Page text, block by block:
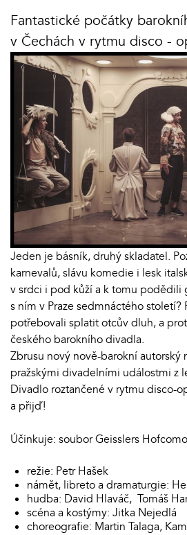
Fantastické počátky
v Čechách v rytmu disco -
Jeden je básník, druhý skladatel.
karnevalů, slávu komedie i lesk
v srdci i pod kůží a k tomu podědili
s ním v Praze sedmnáctého století?
potřebovali splatit otcův dluh, a
českého barokního divadla.
Zbrusu nový nově-barokní autorský
pražskými divadelními událostmi z
Divadlo roztančené v rytmu disco-
a přijď!
Účinkuje: soubor Geisslers
režie: Petr Hašek
námět, libreto a dramaturgie:
hudba: David Hlaváč, Tomáš
scéna a kostýmy: Jitka Nejedlá
choreografie: Martin Talaga,